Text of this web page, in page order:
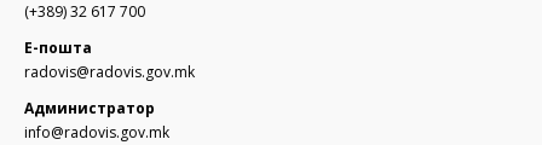
(+389) 32 617 700
Е-пошта
radovis@radovis.gov.mk
Администратор
info@radovis.gov.mk